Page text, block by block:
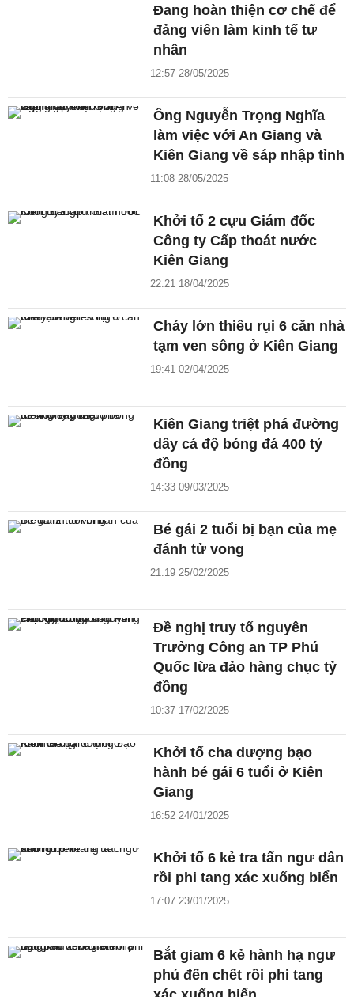
Đang hoàn thiện cơ chế để
đảng viên làm kinh tế tư
nhân
12:57 28/05/2025
Ông Nguyễn Trọng Nghĩa
làm việc với An Giang và
Kiên Giang về sáp nhập tỉnh
11:08 28/05/2025
Khởi tố 2 cựu Giám đốc
Công ty Cấp thoát nước
Kiên Giang
22:21 18/04/2025
Cháy lớn thiêu rụi 6 căn nhà
tạm ven sông ở Kiên Giang
19:41 02/04/2025
Kiên Giang triệt phá đường
dây cá độ bóng đá 400 tỷ
đồng
14:33 09/03/2025
Bé gái 2 tuổi bị bạn của mẹ
đánh tử vong
21:19 25/02/2025
Đề nghị truy tố nguyên
Trưởng Công an TP Phú
Quốc lừa đảo hàng chục tỷ
đồng
10:37 17/02/2025
Khởi tố cha dượng bạo
hành bé gái 6 tuổi ở Kiên
Giang
16:52 24/01/2025
Khởi tố 6 kẻ tra tấn ngư dân
rồi phi tang xác xuống biển
17:07 23/01/2025
Bắt giam 6 kẻ hành hạ ngư
phủ đến chết rồi phi tang